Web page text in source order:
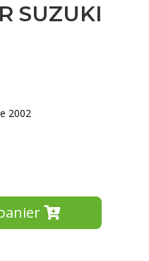
SUZUKI
2002